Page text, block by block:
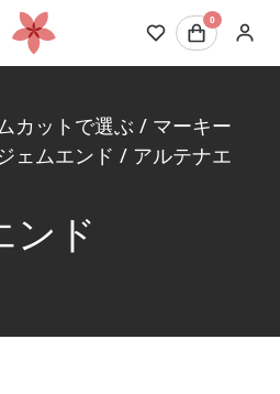
0
カットで選ぶ / マーキー
ェムエンド / アルテナエ
ンド